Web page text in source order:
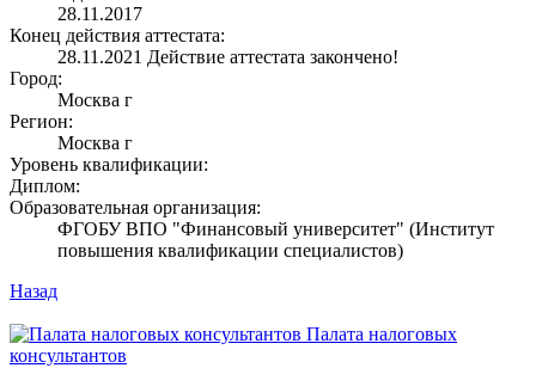
28.11.2017
Конец действия аттестата:
28.11.2021 Действие аттестата закончено!
Город:
Москва г
Регион:
Москва г
Уровень квалификации:
Диплом:
Образовательная организация:
ФГОБУ ВПО "Финансовый университет" (Институт
повышения квалификации специалистов)
Назад
Палата налоговых
консультантов